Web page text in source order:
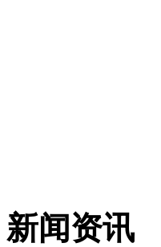
新闻资讯